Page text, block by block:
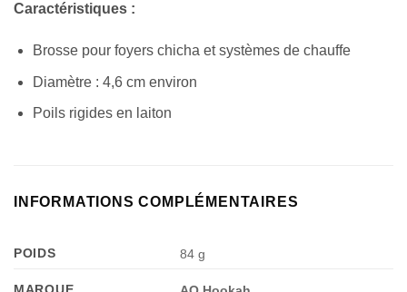
Caractéristiques :
Brosse pour foyers chicha et systèmes de chauffe
Diamètre : 4,6 cm environ
Poils rigides en laiton
INFORMATIONS COMPLÉMENTAIRES
POIDS 84 g